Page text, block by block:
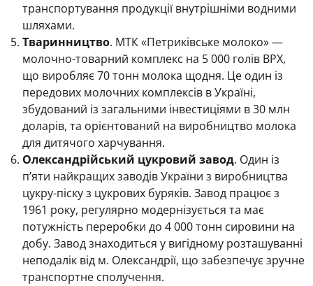
транспортування продукції внутрішніми водними
шляхами.
Тваринництво. МТК «Петриківське молоко» —
молочно-товарний комплекс на 5 000 голів ВРХ,
що виробляє 70 тонн молока щодня. Це один із
передових молочних комплексів в Україні,
збудований із загальними інвестиціями в 30 млн
доларів, та орієнтований на виробництво молока
для дитячого харчування.
Олександрійський цукровий завод. Один із
п’яти найкращих заводів України з виробництва
цукру-піску з цукрових буряків. Завод працює з
1961 року, регулярно модернізується та має
потужність переробки до 4 000 тонн сировини на
добу. Завод знаходиться у вигідному розташуванні
неподалік від м. Олександрії, що забезпечує зручне
транспортне сполучення.